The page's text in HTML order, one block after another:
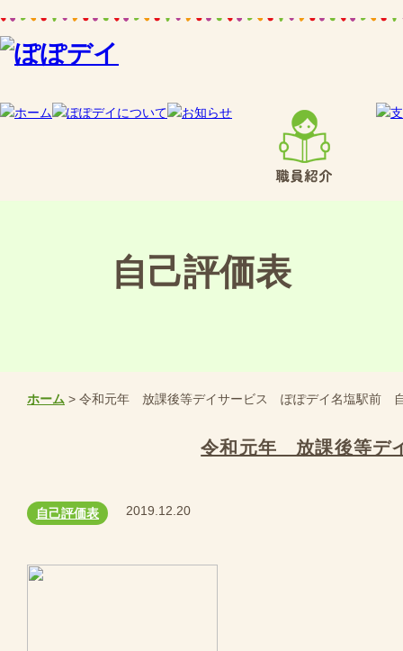
自己評価表
ホーム > 令和元年 放課後等デイサービス ぽぽデイ名塩駅前
令和元年 放課後等デ
2019.12.20
自己評価表